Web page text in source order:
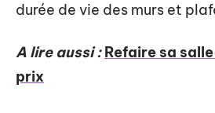
durée de vie des murs et
A lire aussi : Refaire sa
prix